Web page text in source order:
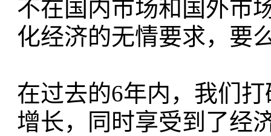
不在国内市场和国外市
化经济的无情要求，要
在过去的6年内，我们
增长，同时享受到了经